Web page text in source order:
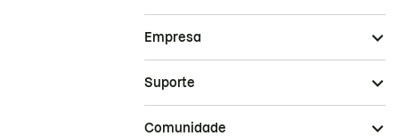
Empresa
Suporte
Comunidade